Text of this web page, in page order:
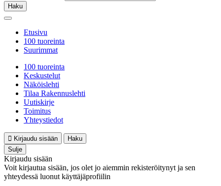
Haku
Etusivu
100 tuoreinta
Suurimmat
100 tuoreinta
Keskustelut
Näköislehti
Tilaa Rakennuslehti
Uutiskirje
Toimitus
Yhteystiedot
Kirjaudu sisään
Haku
Sulje
Kirjaudu sisään
Voit kirjautua sisään, jos olet jo aiemmin rekisteröitynyt ja sen
yhteydessä luonut käyttäjäprofiilin